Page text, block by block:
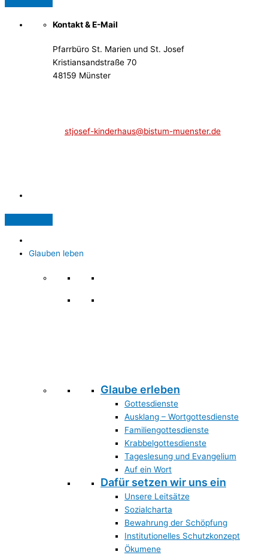
Kontakt & E-Mail
Pfarrbüro St. Marien und St. Josef
Kristiansandstraße 70
48159 Münster
stjosef-kinderhaus@bistum-muenster.de
Glauben leben
Glaube erleben
Gottesdienste
Ausklang – Wortgottesdienste
Familiengottesdienste
Krabbelgottesdienste
Tageslesung und Evangelium
Auf ein Wort
Dafür setzen wir uns ein
Unsere Leitsätze
Sozialcharta
Bewahrung der Schöpfung
Institutionelles Schutzkonzept
Ökumene